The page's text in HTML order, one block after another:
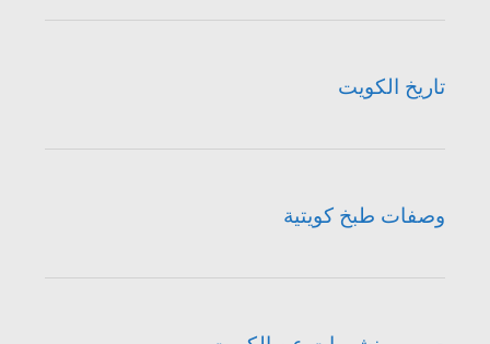
تاريخ الكويت
وصفات طبخ كويتية